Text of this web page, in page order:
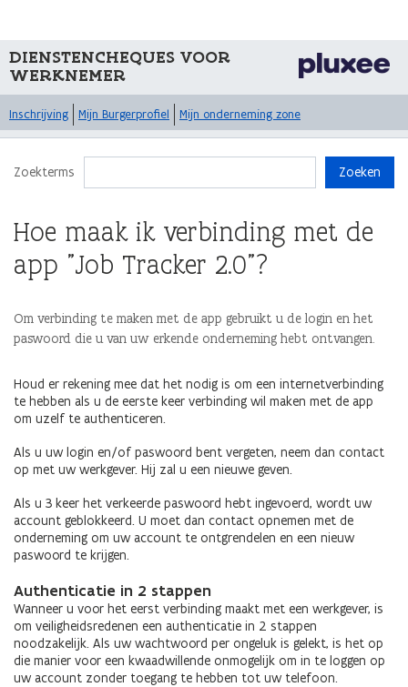
DIENSTENCHEQUES VOOR
WERKNEMER
Inschrijving Mijn Burgerprofiel Mijn onderneming zone
Zoekterms Zoeken
Hoe maak ik verbinding met de
app "Job Tracker 2.0"?
Om verbinding te maken met de app gebruikt u de login en het
paswoord die u van uw erkende onderneming hebt ontvangen.
Houd er rekening mee dat het nodig is om een internetverbinding
te hebben als u de eerste keer verbinding wil maken met de app
om uzelf te authenticeren.
Als u uw login en/of paswoord bent vergeten, neem dan contact
op met uw werkgever. Hij zal u een nieuwe geven.
Als u 3 keer het verkeerde paswoord hebt ingevoerd, wordt uw
account geblokkeerd. U moet dan contact opnemen met de
onderneming om uw account te ontgrendelen en een nieuw
paswoord te krijgen.
Authenticatie in 2 stappen
Wanneer u voor het eerst verbinding maakt met een werkgever, is
om veiligheidsredenen een authenticatie in 2 stappen
noodzakelijk. Als uw wachtwoord per ongeluk is gelekt, is het op
die manier voor een kwaadwillende onmogelijk om in te loggen op
uw account zonder toegang te hebben tot uw telefoon.